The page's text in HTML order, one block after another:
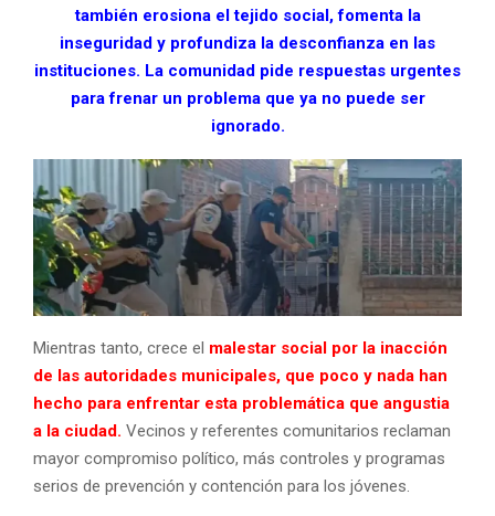
también erosiona el tejido social, fomenta la
inseguridad y profundiza la desconfianza en las
instituciones. La comunidad pide respuestas urgentes
para frenar un problema que ya no puede ser
ignorado.
Mientras tanto, crece el malestar social por la inacción
de las autoridades municipales, que poco y nada han
hecho para enfrentar esta problemática que angustia
a la ciudad. Vecinos y referentes comunitarios reclaman
mayor compromiso político, más controles y programas
serios de prevención y contención para los jóvenes.